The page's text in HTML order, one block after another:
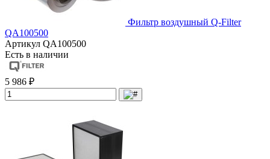
Фильтр воздушный Q-Filter
QA100500
Артикул QA100500
Есть в наличии
5 986 ₽